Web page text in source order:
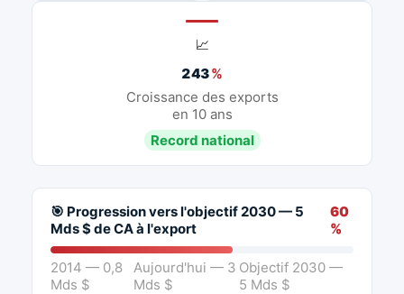
📈
243%
Croissance des exports
en 10 ans
Record national
🎯 Progression vers l'objectif 2030 — 5
Mds $ de CA à l'export
60
%
2014 — 0,8
Mds $
Aujourd'hui — 3
Mds $
Objectif 2030 —
5 Mds $